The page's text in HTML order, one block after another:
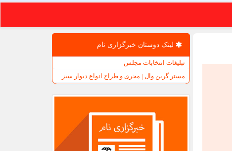
لینک دوستان خبرگزاری نام
تبلیغات انتخابات مجلس
مستر گرین وال | مجری و طراح انواع دیوار سبز